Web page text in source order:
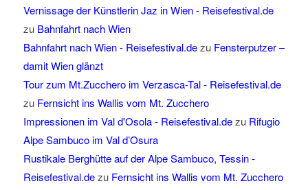
Vernissage der Künstlerin Jaz in Wien - Reisefestival.de
zu Bahnfahrt nach Wien
Bahnfahrt nach Wien - Reisefestival.dezu Fensterputzer –
damit Wien glänzt
Tour zum Mt.Zucchero im Verzasca-Tal - Reisefestival.de
zu Fernsicht ins Wallis vom Mt. Zucchero
Impressionen im Val d'Osola - Reisefestival.dezu Rifugio
Alpe Sambuco im Val d’Osura
Rustikale Berghütte auf der Alpe Sambuco, Tessin -
Reisefestival.dezu Fernsicht ins Wallis vom Mt. Zucchero